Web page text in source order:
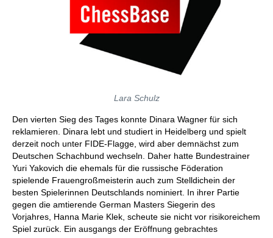
Lara Schulz
Den vierten Sieg des Tages konnte Dinara Wagner für sich
reklamieren. Dinara lebt und studiert in Heidelberg und spielt
derzeit noch unter FIDE-Flagge, wird aber demnächst zum
Deutschen Schachbund wechseln. Daher hatte Bundestrainer
Yuri Yakovich die ehemals für die russische Föderation
spielende Frauengroßmeisterin auch zum Stelldichein der
besten Spielerinnen Deutschlands nominiert. In ihrer Partie
gegen die amtierende German Masters Siegerin des
Vorjahres, Hanna Marie Klek, scheute sie nicht vor risikoreichem
Spiel zurück. Ein ausgangs der Eröffnung gebrachtes